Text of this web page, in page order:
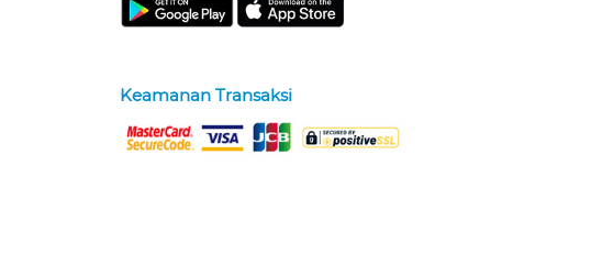
Keamanan Transaksi